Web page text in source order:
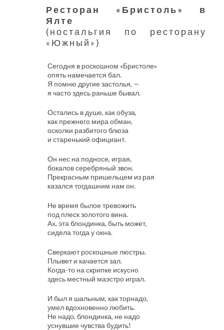
Ресторан «Бристоль» в
Ялте
(ностальгия по ресторану
«Южный»)
Сегодня в роскошном «Бристоле»
опять намечается бал.
Я помню другие застолья, —
я часто здесь раньше бывал.
Остались в душе, как обуза,
как прежнего мира обман,
осколки разбитого блюза
и старенький официант.
Он нес на подносе, играя,
бокалов серебряный звон.
Прекрасным пришельцем из рая
казался тогдашним нам он.
Не время былое тревожить
под плеск золотого вина.
Ах, эта блондинка, быть может,
сидела тогда у окна.
Сверкают роскошные люстры.
Плывет и качается зал.
Когда-то на скрипке искусно
здесь местный маэстро играл.
И был я шальным, как торнадо,
умел вдохновенно любить.
Не надо, блондинка, не надо
уснувшие чувства будить!